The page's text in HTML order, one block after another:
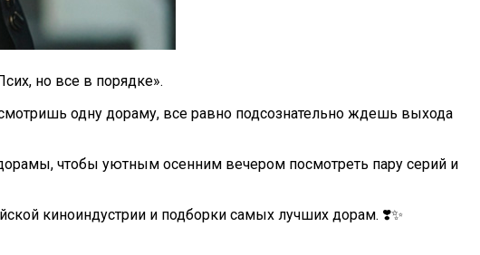
но все в порядке».
одну дораму, все равно подсознательно ждешь выхода
чтобы уютным осенним вечером посмотреть пару серий и
киноиндустрии и подборки самых лучших дорам. ❣️✨